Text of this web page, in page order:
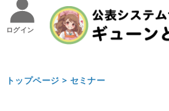
ログイン
トップページ > セミナー